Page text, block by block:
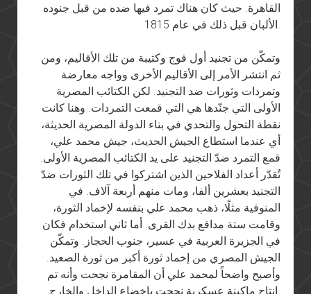
القاهرة. حيث كان هناك تمرد فيها ضده من قبل جنوده
وتمكّن من تجنيد أول فوج وكتيبة من تلك الأقاليم، ومن
ثم انتشر الأمر إلى الأقاليم الأخرى وواجه معارضة
وتمردات وثورات ضد التجنيد. لكن الكتائب المصرية
الأولى التي جنّدها هي التي قمعت التمردات. وهنا كانت
نقطة التحول والتحدي في بناء الدولة المصرية الحديثة،
أي عندما استطاع الجيش الحديث، جيش محمد علي،
قمع التمرد ضدّ التجنيد على يد الكتائب المصرية الأولى.
تُقدّر أعداد الفلاحين الذين اشتركوا في تلك الثورات ضدّ
التجنيد بعشرين ألفا، ومات منهم أربعة آلاف. في
المنوفية مثلًا، ذهب محمد علي بنفسه لإخماد الثورة،
وقامت ستة مدافع بدك القرى. أما ثاني استخدام فكان
في الجزيرة العربية في عسير، جنوب الحجاز. وتمكّن
الجيش المصري من إخماد ثورة أكبر من ثورة الصعيد.
وأصبح واضحاً لمحمد علي أن المقامرة نجحت وأنه تم